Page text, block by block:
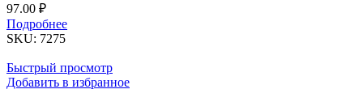
97.00 ₽
Подробнее
SKU: 7275
Быстрый просмотр
Добавить в избранное